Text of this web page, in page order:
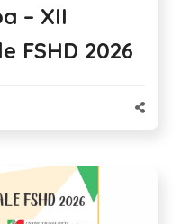
– XII
FSHD 2026